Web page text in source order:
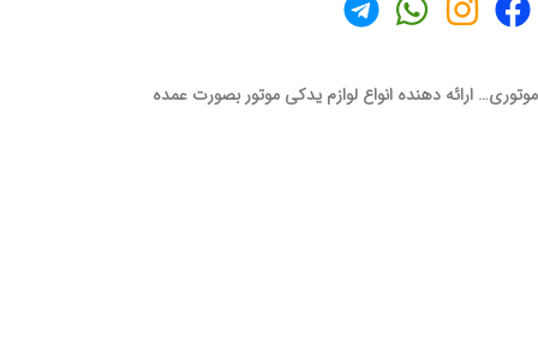
موتوری… ارائه دهنده انواع لوازم یدکی موتور بصورت عمده